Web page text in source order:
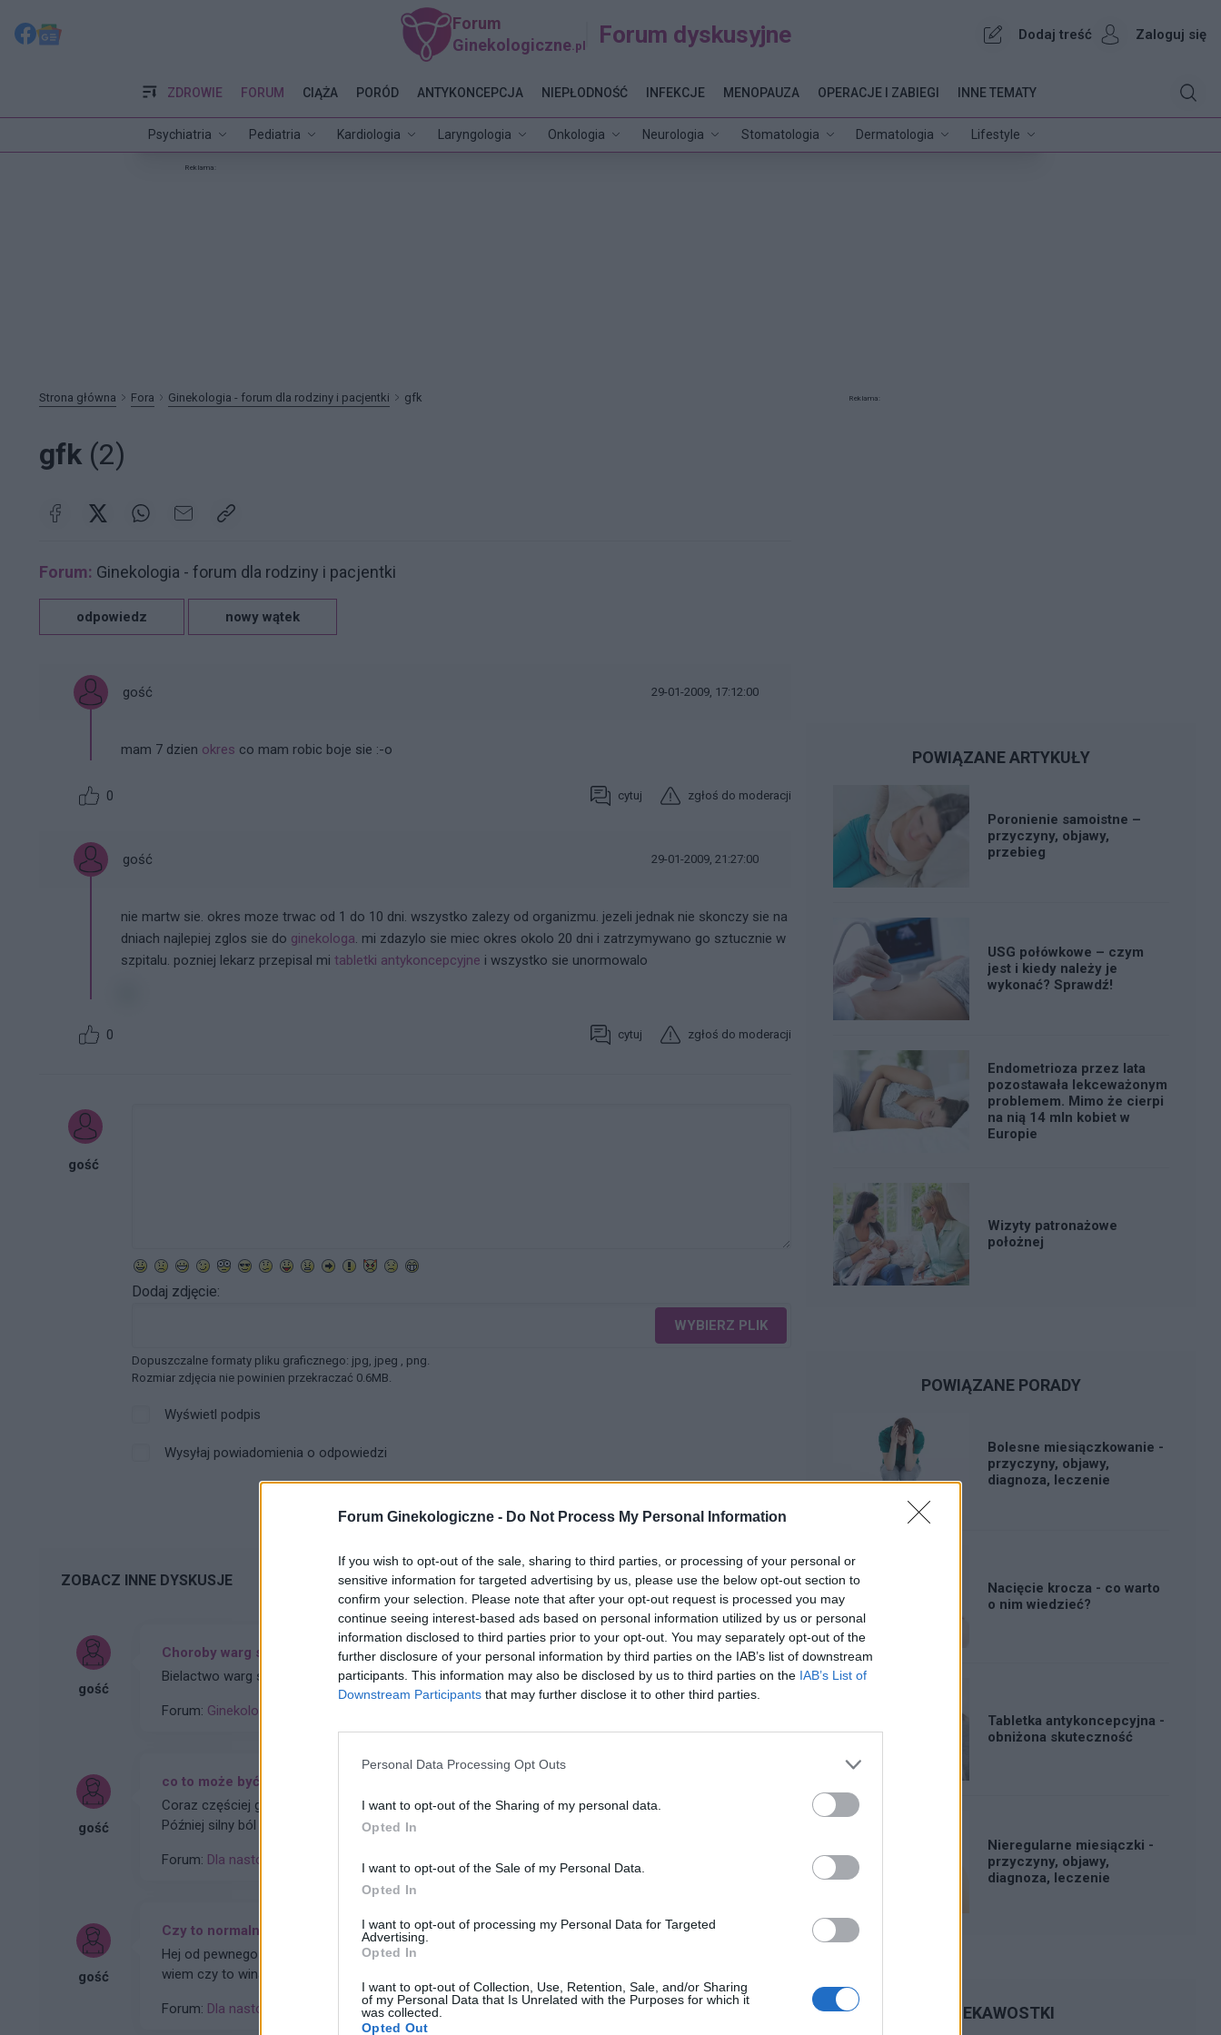
Forum Ginekologiczne - Do Not Process My Personal Information
If you wish to opt-out of the sale, sharing to third parties, or processing of your personal or
sensitive information for targeted advertising by us, please use the below opt-out section to
confirm your selection. Please note that after your opt-out request is processed you may
continue seeing interest-based ads based on personal information utilized by us or personal
information disclosed to third parties prior to your opt-out. You may separately opt-out of the
further disclosure of your personal information by third parties on the IAB’s list of downstream
participants. This information may also be disclosed by us to third parties on the IAB’s List of
Downstream Participants that may further disclose it to other third parties.
Personal Data Processing Opt Outs
I want to opt-out of the Sharing of my personal data.
Opted In
I want to opt-out of the Sale of my Personal Data.
Opted In
I want to opt-out of processing my Personal Data for Targeted
Advertising.
Opted In
I want to opt-out of Collection, Use, Retention, Sale, and/or Sharing
of my Personal Data that Is Unrelated with the Purposes for which it
was collected.
Opted Out
Forum
Ginekologiczne .pl Forum dyskusyjne Dodaj treść Zaloguj się
ZDROWIE
Psychiatria Pediatria Kardiologia Laryngologia Onkologia Neurologia Stomatologia Dermatologia Lifestyle
FORUM CIĄŻA PORÓD ANTYKONCEPCJA NIEPŁODNOŚĆ INFEKCJE MENOPAUZA OPERACJE I ZABIEGI INNE TEMATY
Reklama:
Strona główna Fora Ginekologia - forum dla rodziny i pacjentki gfk
gfk (2)
Forum: Ginekologia - forum dla rodziny i pacjentki
odpowiedz nowy wątek
gość 29-01-2009, 17:12:00
mam 7 dzien okres co mam robic boje sie :-o
0 cytuj zgłoś do moderacji
gość 29-01-2009, 21:27:00
nie martw sie. okres moze trwac od 1 do 10 dni. wszystko zalezy od organizmu. jezeli jednak nie skonczy sie na
dniach najlepiej zglos sie do ginekologa. mi zdazylo sie miec okres okolo 20 dni i zatrzymywano go sztucznie w
szpitalu. pozniej lekarz przepisal mi tabletki antykoncepcyjne i wszystko sie unormowalo
0 cytuj zgłoś do moderacji
gość
Dodaj zdjęcie:
WYBIERZ PLIK
Dopuszczalne formaty pliku graficznego: jpg, jpeg , png.
Rozmiar zdjęcia nie powinien przekraczać 0.6MB.
Wyświetl podpis
Wysyłaj powiadomienia o odpowiedzi
ZOBACZ INNE DYSKUSJE
gość
Choroby warg sromowych
Bielactwo warg sromowych
Forum: Ginekologia - forum dla rodziny i pacjentki
gość
co to może być (krępująca treść)
Coraz częściej gdy muszę skorzystać z toalety , to robię kilka kulek w kształcie pięści przeważnie.
Później silny ból , jakby do wejścia do odbytu. Ból jest dosyć intensywny, kąpiel lub chłodna woda
Forum: Dla nastolatek
gość
Czy to normalne ?
Hej od pewnego czasu pojawiają mi sie drobne krostki na pochwie szczególnie po goleniu nie
wiem czy to wina maszynki...
Forum: Dla nastolatek
Reklama:
POWIĄZANE ARTYKUŁY
Poronienie samoistne –
przyczyny, objawy,
przebieg
USG połówkowe – czym
jest i kiedy należy je
wykonać? Sprawdź!
Endometrioza przez lata
pozostawała lekceważonym
problemem. Mimo że cierpi
na nią 14 mln kobiet w
Europie
Wizyty patronażowe
położnej
POWIĄZANE PORADY
Bolesne miesiączkowanie -
przyczyny, objawy,
diagnoza, leczenie
Nacięcie krocza - co warto
o nim wiedzieć?
Tabletka antykoncepcyjna -
obniżona skuteczność
Nieregularne miesiączki -
przyczyny, objawy,
diagnoza, leczenie
CIEKAWOSTKI